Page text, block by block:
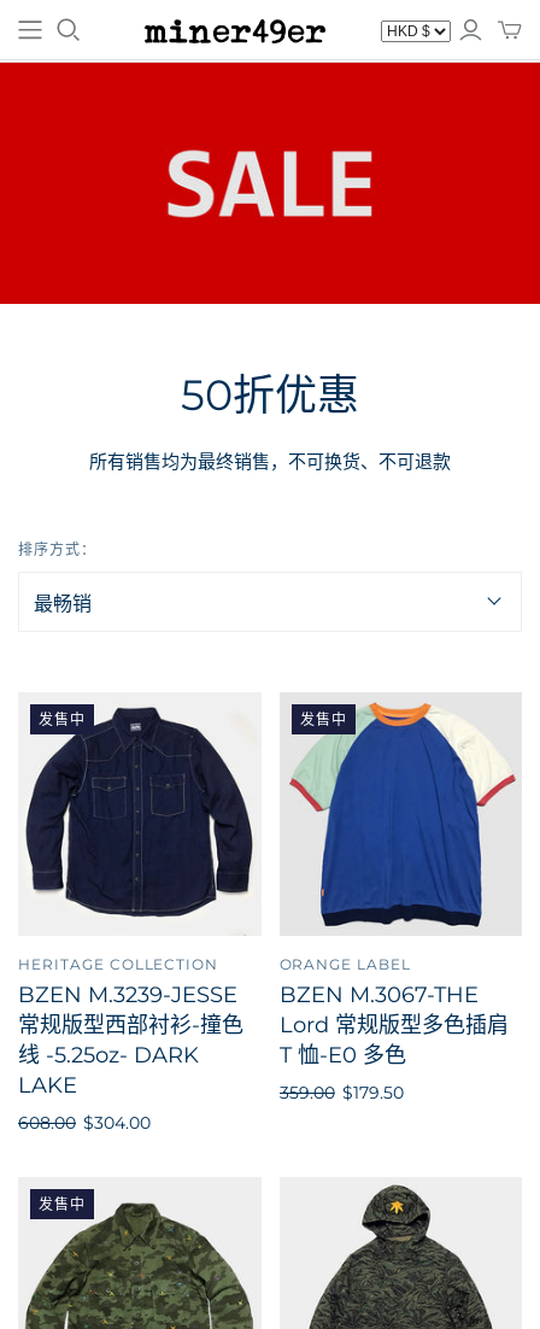
50折优惠
所有销售均为最终销售，不可换货、不可退款
排序方式：
发售中
HERITAGE COLLECTION
BZEN M.3239-JESSE
常规版型西部衬衫-撞色
线 -5.25oz- DARK
LAKE
608.00 $304.00
发售中
ORANGE LABEL
BZEN M.3067-THE
Lord 常规版型多色插肩
T 恤-E0 多色
359.00 $179.50
发售中